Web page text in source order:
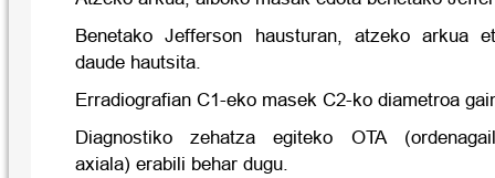
Benetako Jefferson hausturan, atzeko arkua
daude hautsita.
Erradiografian C1-eko masek C2-ko diametroa
Diagnostiko zehatza egiteko OTA
axiala) erabili behar dugu.